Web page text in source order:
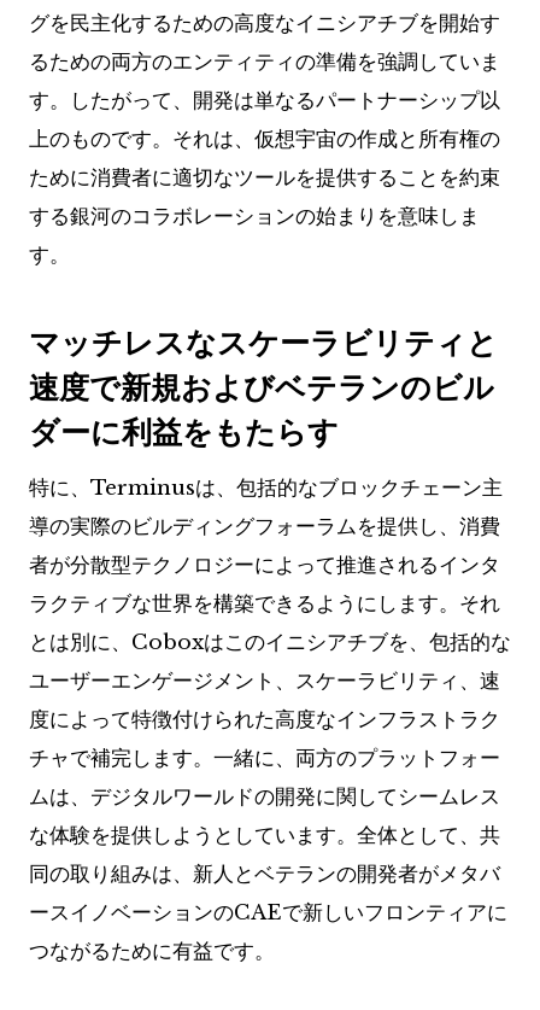
グを民主化するための高度なイニシアチブを開始す
るための両方のエンティティの準備を強調していま
す。したがって、開発は単なるパートナーシップ以
上のものです。それは、仮想宇宙の作成と所有権の
ために消費者に適切なツールを提供することを約束
する銀河のコラボレーションの始まりを意味しま
す。
マッチレスなスケーラビリティと
速度で新規およびベテランのビル
ダーに利益をもたらす
特に、Terminusは、包括的なブロックチェーン主
導の実際のビルディングフォーラムを提供し、消費
者が分散型テクノロジーによって推進されるインタ
ラクティブな世界を構築できるようにします。それ
とは別に、Coboxはこのイニシアチブを、包括的な
ユーザーエンゲージメント、スケーラビリティ、速
度によって特徴付けられた高度なインフラストラク
チャで補完します。一緒に、両方のプラットフォー
ムは、デジタルワールドの開発に関してシームレス
な体験を提供しようとしています。全体として、共
同の取り組みは、新人とベテランの開発者がメタバ
ースイノベーションのCAEで新しいフロンティアに
つながるために有益です。